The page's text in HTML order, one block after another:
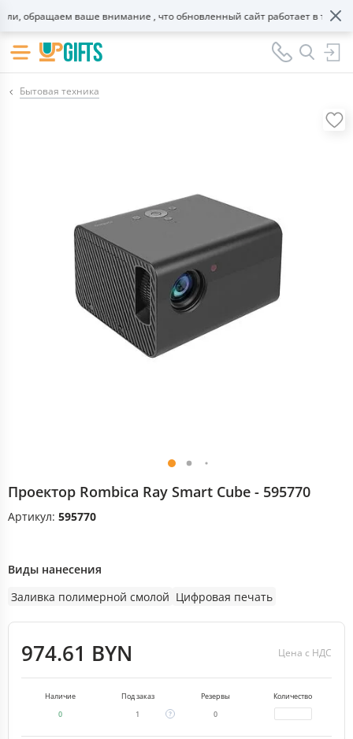
обращаем ваше внимание , что обновленный сайт работает в
Бытовая техника
Проектор Rombica Ray Smart Cube - 595770
Артикул: 595770
Виды нанесения
Заливка полимерной смолой Цифровая печать
974.61 BYN Цена с НДС
Наличие Под заказ Резервы
Количество
0
1 0